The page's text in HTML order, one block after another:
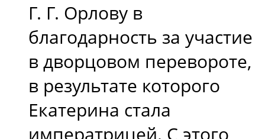
Г. Г. Орлову в
благодарность за участие
в дворцовом перевороте,
в результате которого
Екатерина стала
императрицей. С этого